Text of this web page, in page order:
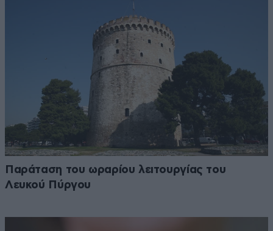
Παράταση του ωραρίου λειτουργίας του
Λευκού Πύργου